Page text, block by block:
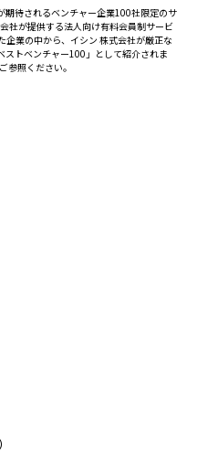
期待されるベンチャー企業100社限定のサ
社が提供する法人向け有料会員制サービ
企業の中から、イシン 株式会社が厳正な
トベンチャー100」として紹介されま
参照ください。